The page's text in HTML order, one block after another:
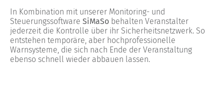
In Kombination mit unserer Monitoring- und
Steuerungssoftware SiMaSo behalten Veranstalter
jederzeit die Kontrolle über ihr Sicherheitsnetzwerk. So
entstehen temporäre, aber hochprofessionelle
Warnsysteme, die sich nach Ende der Veranstaltung
ebenso schnell wieder abbauen lassen.